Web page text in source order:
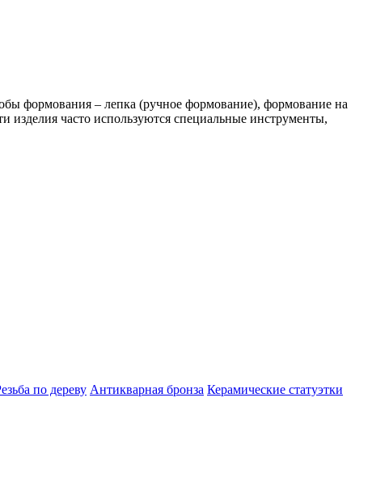
формования – лепка (ручное формование), формование на
часто используются специальные инструменты,
по дереву Антикварная бронза Керамические статуэтки